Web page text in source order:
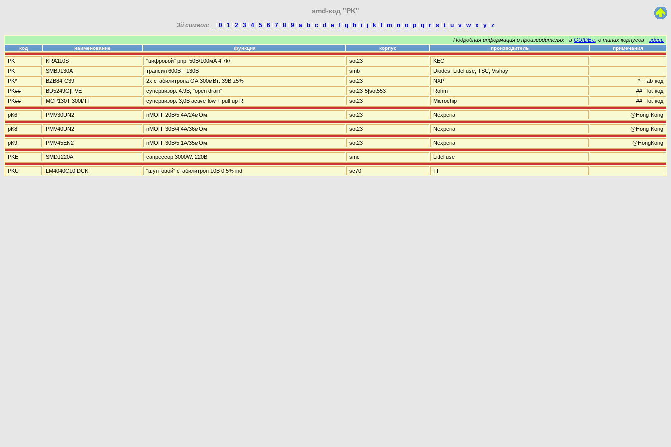
smd-код "PK"
3й символ: 0 1 2 3 4 5 6 7 8 9 a b c d e f g h i j k m n o p q r s t u v wI x y z
Подробная информация о производителях - в GUIDE'е , о типах корпусов - здесь
код наименование функция корпус производитель примечания
PK KRA110S "цифровой" pnp: 50В/100мА 4,7k/- sot23
KEC
PK
SMBJ130A трансил 600Вт: 130В smb
Diodes, Littelfuse, TSC, Vishay
PK*
BZB84-C39 2x стабилитрона ОА 300мВт: 39В ±5% sot23 NXP
* - fab-код
PK##
BD5249G|FVE супервизор: 4.9В, "open drain" sot23-5|sot553 Rohm
## - lot-код
PK##
MCP130T-300I/TT супервизор: 3,0В active-low + pull-up R sot23 Microchip ## - lot-код
pK6 PMV30UN2 nМОП: 20В/5,4А/24мОм sot23 Nexperia @Hong-Kong
pK8 PMV40UN2 nМОП: 30В/4,4А/36мОм sot23 Nexperia @Hong-Kong
pK9 PMV45EN2 nМОП: 30В/5,1А/35мОм sot23 Nexperia @HongKong
PKE SMDJ220A сапрессор 3000W: 220В smc Littelfuse
PKU LM4040C10IDCK "шунтовой" стабилитрон 10В 0,5% ind sc70 TI